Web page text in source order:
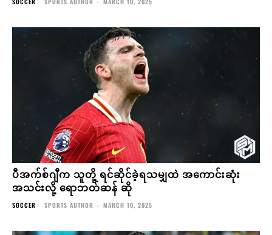
ပီအက်စ်ဂျီက သူတို့ ရင်ဆိုင်ခဲ့ရသမျှထဲ အကောင်းဆုံး
အသင်းလို့ ရောဘတ်ဆန် ဆို
SOCCER SPORTS AUTHOR - MARCH 10, 2025